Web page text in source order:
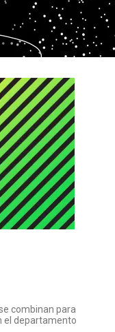
combinan para
el departamento